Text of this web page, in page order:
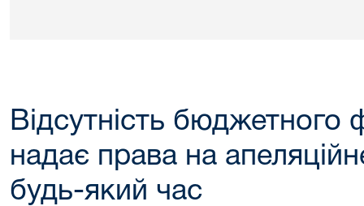
Відсутність бюджетного
надає права на
будь-який час